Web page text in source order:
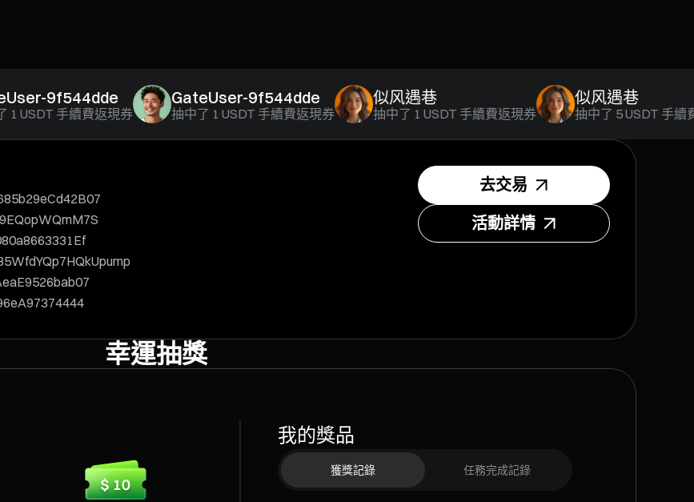
9f544dde
手續費返現券
GateUser-9f544dde
抽中了1 USDT 手續費返現券
似风遇巷
抽中了1 USDT 手續費返現券
似风遇巷
抽中了5 USDT 手續費返
去交易
活動詳情
幸運抽獎
我的獎品
獲獎記錄 任務完成記錄